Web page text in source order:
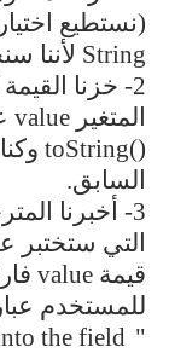
(نستطيع
String لأننا
2- خزنا
المتغير value
toString()
السابق.
3- أخبرنا المترجم أنه لدينا شرط عبر التعليمة
التي ستختبر
قيمة value
للمستخدم
"
the field